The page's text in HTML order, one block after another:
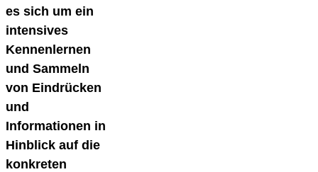
es sich um ein
intensives
Kennenlernen
und Sammeln
von Eindrücken
und
Informationen in
Hinblick auf die
konkreten